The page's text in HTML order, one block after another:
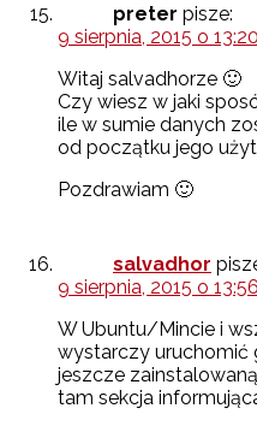
preter pisze:
9 sierpnia, 2015 o 13:20
Witaj salvadhorze 🙂
Czy wiesz w jaki
ile w sumie danych
od początku jego
Pozdrawiam 🙂
salvadhor
9 sierpnia, 2015 o 13:56
W Ubuntu/Mincie i
wystarczy uruchomić
jeszcze
tam sekcja